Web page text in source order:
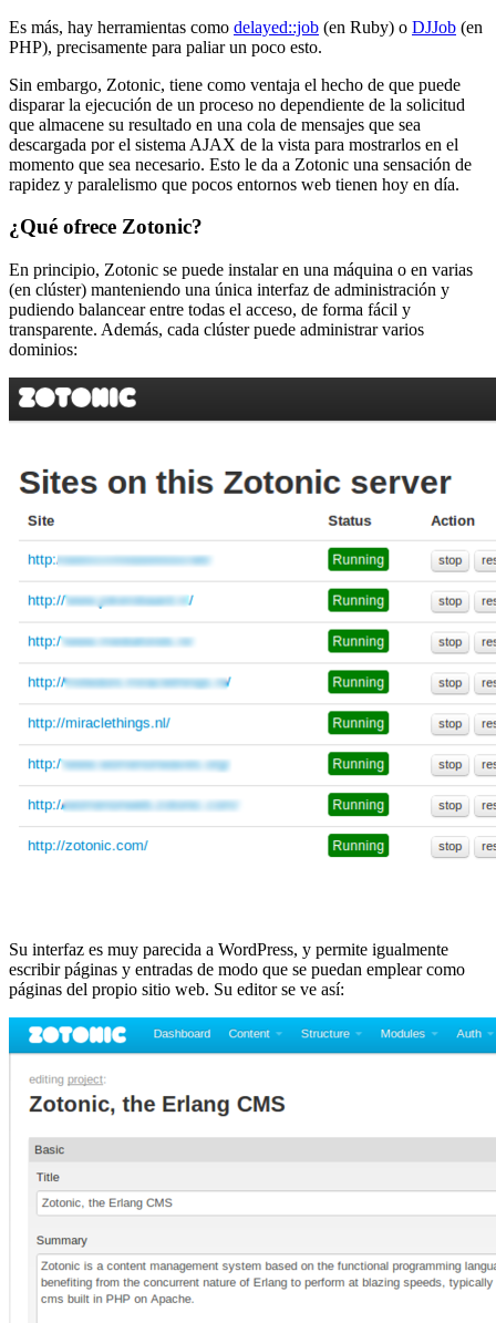
Es más, hay herramientas como delayed::job (en Ruby) o DJJob (en
PHP), precisamente para paliar un poco esto.
Sin embargo, Zotonic, tiene como ventaja el hecho de que puede
disparar la ejecución de un proceso no dependiente de la solicitud
que almacene su resultado en una cola de mensajes que sea
descargada por el sistema AJAX de la vista para mostrarlos en el
momento que sea necesario. Esto le da a Zotonic una sensación de
rapidez y paralelismo que pocos entornos web tienen hoy en día.
¿Qué ofrece Zotonic?
En principio, Zotonic se puede instalar en una máquina o en varias
(en clúster) manteniendo una única interfaz de administración y
pudiendo balancear entre todas el acceso, de forma fácil y
transparente. Además, cada clúster puede administrar varios
dominios:
Su interfaz es muy parecida a WordPress, y permite igualmente
escribir páginas y entradas de modo que se puedan emplear como
páginas del propio sitio web. Su editor se ve así: